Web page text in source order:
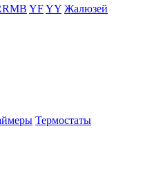
YFYY Жалюзей
Термостаты